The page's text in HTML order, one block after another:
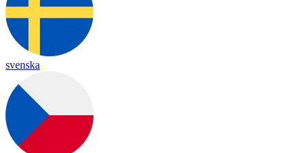
svenska